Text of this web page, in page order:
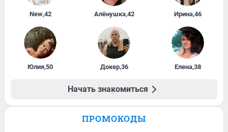
New,42 Алёнушка,42 Ирина,46
Юлия,50 Докер,36 Елена,38
Начать знакомиться
ПРОМОКОДЫ